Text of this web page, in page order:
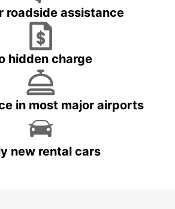
roadside assistance
hidden charge
in most major airports
new rental cars